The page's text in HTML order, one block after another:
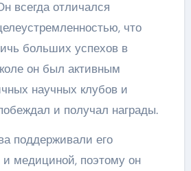
всегда отличался
что
больших успехов в
он был активным
научных клубов и
и получал награды.
поддерживали его
и медициной, поэтому он